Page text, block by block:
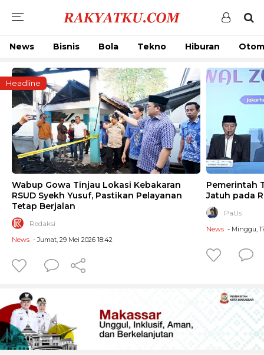
News Bisnis Bola Tekno Hiburan
Headline
Wabup Gowa Tinjau Lokasi Kebakaran
RSUD Syekh Yusuf, Pastikan Pelayanan
Tetap Berjalan
Redaksi
News - Jumat, 29 Mei 2026 18:42
Pemerintah
Jatuh pada
PaUs
News - Minggu,